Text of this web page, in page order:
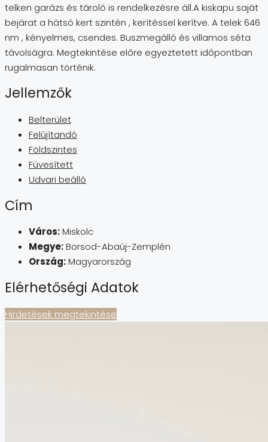
telken garázs és tároló is rendelkezésre áll.A kiskapu saját
bejárat a hátsó kert szintén , kerítéssel kerítve. A telek 646
nm , kényelmes, csendes. Buszmegálló és villamos séta
távolságra. Megtekintése előre egyeztetett időpontban
rugalmasan történik.
Jellemzők
Belterület
Felújítandó
Földszintes
Füvesített
Udvari beálló
Cím
Város:Miskolc
Megye:Borsod-Abaúj-Zemplén
Ország:Magyarország
Elérhetőségi Adatok
Hirdetések megtekintése